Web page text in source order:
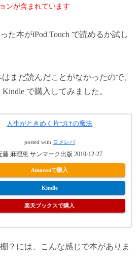
ンが含まれています
た本がiPod Touch で読めるか試し
まだ読んだことがなかったので、
で購入してみました。
人生がときめく片づけの魔法
posted with ヨメレバ
藤 麻理恵 サンマーク出版 2010-12-27
Amazonで購入
Kindle
楽天ブックスで購入
？には、こんな感じで本がありま